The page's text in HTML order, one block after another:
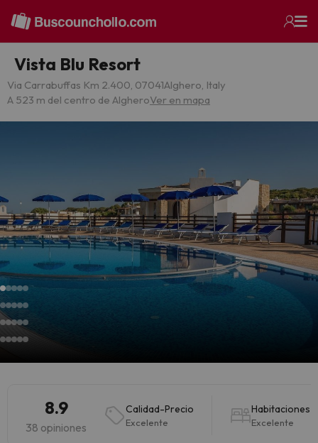
Vista Blu Resort
Via Carrabuffas Km 2.400, 07041Alghero, Italy
A 523 m del centro de AlgheroVer en mapa
8.9
38 opiniones
Calidad-Precio
Excelente
Habitaciones
Excelente